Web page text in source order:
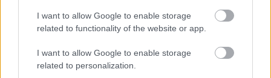
I want to allow Google to enable storage
related to functionality of the website or app.
I want to allow Google to enable storage
related to personalization.
amelyekben a szülői támogatás kulcsszerepet
Már óvodás korban felismerhetők
lennének a harapási problémák!